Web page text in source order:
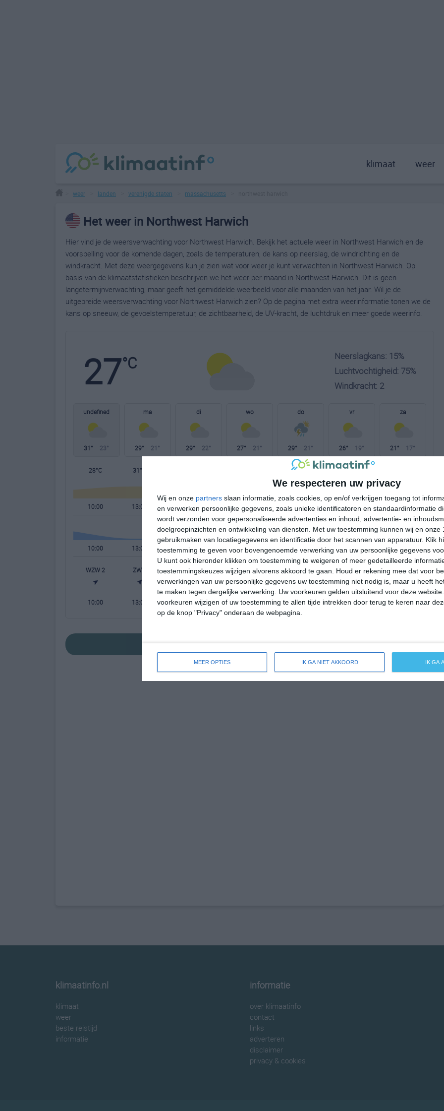
We respecteren uw privacy
Wij en onze partners slaan informatie, zoals cookies, op en/of verkrijgen toegang tot
en verwerken persoonlijke gegevens, zoals unieke identificatoren en standaardinformatie
wordt verzonden voor gepersonaliseerde advertenties en inhoud, advertentie- en
doelgroepinzichten en ontwikkeling van diensten.
Met uw toestemming kunnen wij en onze
gebruikmaken van locatiegegevens en identificatie door het scannen van apparatuur. Klik
toestemming te geven voor bovengenoemde verwerking van uw persoonlijke gegevens
U kunt ook hieronder klikken om toestemming te weigeren of meer gedetailleerde
toestemmingskeuzes wijzigen alvorens akkoord te gaan.
Houd er rekening mee dat voor
verwerkingen van uw persoonlijke gegevens uw toestemming niet nodig is, maar u heeft
te maken tegen dergelijke verwerking. Uw voorkeuren gelden uitsluitend voor deze
voorkeuren wijzigen of uw toestemming te allen tijde intrekken door terug te keren naar
op de knop "Privacy" onderaan de webpagina.
MEER OPTIES IK GA NIET AKKOORD IK GA
klimaat weer
weer landen verenigde staten massachusetts
Het weer in Northwest Harwich
Hier vind je de weersverwachting voor Northwest Harwich. Bekijk het actuele weer in Northwest Harwich en de
voorspelling voor de komende dagen, zoals de temperaturen, de kans op neerslag, de windrichting en de
windkracht. Met deze weergegevens kun je zien wat voor weer je kunt verwachten in Northwest Harwich. Op
basis van de klimaatstatistieken beschrijven we het weer per maand in Northwest Harwich. Dit is geen
langetermijnverwachting, maar geeft het gemiddelde weerbeeld voor alle maanden van het jaar. Wil je de
uitgebreide weersverwachting voor Northwest Harwich zien? Op de pagina met extra weerinformatie tonen we de
kans op sneeuw, de gevoelstemperatuur, de zichtbaarheid, de UV-kracht, de luchtdruk en meer goede weerinfo.
27°C
Neerslagkans: 15%
Luchtvochtigheid: 75%
Windkracht: 2
undefined
31° 23°
ma
29° 21°
di
29° 22°
wo
27° 21°
do
29° 21°
vr
26° 19°
za
21° 17°
28°C 31°C 23°C 22°C
10:00 13:00 16:00 19:00 22:00 01:00 04:00 07:00
10:00 13:00 16:00 19:00 22:00 01:00 04:00 07:00
WZW 2 ZW 3 ZW 3 WZW 3 W 2 W 2 WNW 1 W 1
10:00 13:00 16:00 19:00 22:00 01:00 04:00 07:00
bekijk de uitgebreide weersverwachting voor Northwest Harwich
klimaatinfo.nl
klimaat
weer
beste reistijd
informatie
informatie
over klimaatinfo
contact
links
adverteren
disclaimer
privacy & cookies